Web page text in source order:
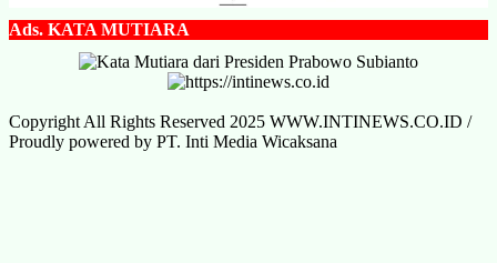
Ads. KATA MUTIARA
Copyright All Rights Reserved 2025 WWW.INTINEWS.CO.ID /
Proudly powered by PT. Inti Media Wicaksana